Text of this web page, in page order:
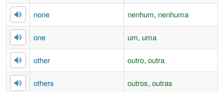
none nenhum, nenhuma
one um, uma
other outro, outra
others outros, outras